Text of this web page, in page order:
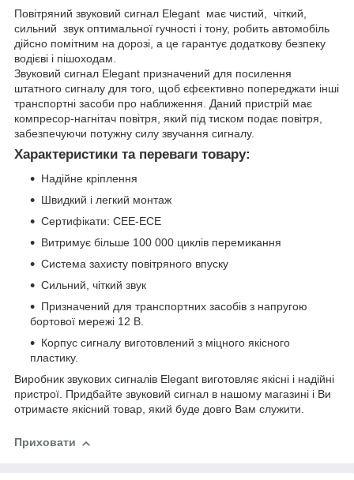
Повітряний звуковий сигнал Elegant має чистий, чіткий,
сильний звук оптимальної гучності і тону, робить автомобіль
дійсно помітним на дорозі, а це гарантує додаткову безпеку
водієві і пішоходам.
Звуковий сигнал Elegant призначений для посилення
штатного сигналу для того, щоб єфєективно попереджати інші
транспортні засоби про наближення. Даний пристрій має
компресор-нагнітач повітря, який під тиском подає повітря,
забезпечуючи потужну силу звучання сигналу.
Характеристики та переваги товару:
Надійне кріплення
Швидкий і легкий монтаж
Сертифікати: CEE-ECE
Витримує більше 100 000 циклів перемикання
Система захисту повітряного впуску
Сильний, чіткий звук
Призначений для транспортних засобів з напругою
бортової мережі 12 В.
Корпус сигналу виготовлений з міцного якісного
пластику.
Виробник звукових сигналів Elegant виготовляє якісні і надійні
пристрої. Придбайте звуковий сигнал в нашому магазині і Ви
отримаєте якісний товар, який буде довго Вам служити.
Приховати